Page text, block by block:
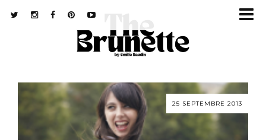
25 SEPTEMBRE 2013